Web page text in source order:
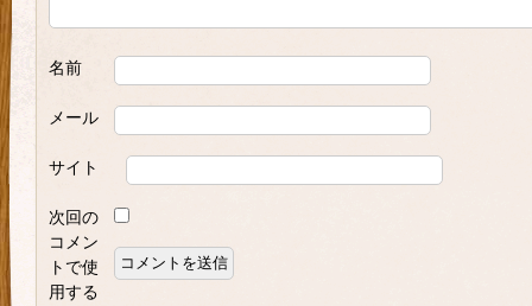
名前
メール
サイト
次回の
コメン
トで使
用する